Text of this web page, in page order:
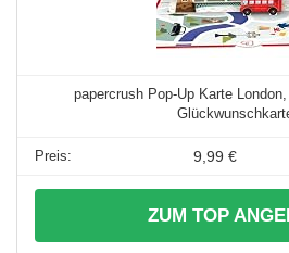
papercrush Pop-Up Karte
9,99 €
ZUM TOP